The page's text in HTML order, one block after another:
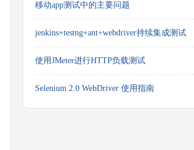
移动app测试中的主要问题
jenkins+testng+ant+webdriver持续集成测试
使用JMeter进行HTTP负载测试
Selenium 2.0 WebDriver 使用指南